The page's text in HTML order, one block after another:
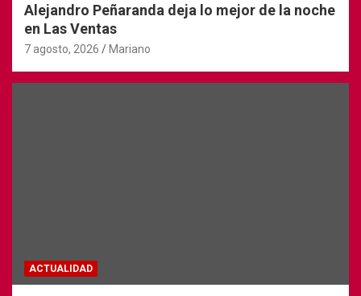
Alejandro Peñaranda deja lo mejor de la noche
en Las Ventas
7 agosto, 2026 Mariano
ACTUALIDAD